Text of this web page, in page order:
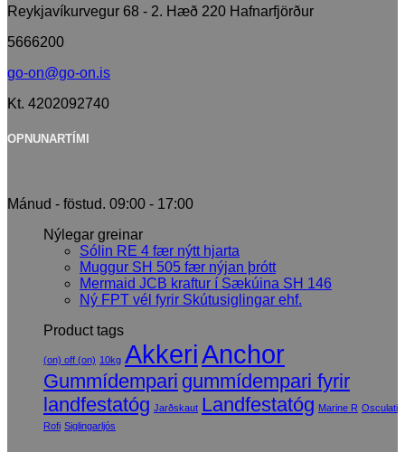
Reykjavíkurvegur 68 - 2. Hæð 220 Hafnarfjörður
5666200
go-on@go-on.is
Kt. 4202092740
OPNUNARTÍMI
Mánud - föstud. 09:00 - 17:00
Nýlegar greinar
Sólin RE 4 fær nýtt hjarta
Muggur SH 505 fær nýjan þrótt
Mermaid JCB kraftur í Sækúina SH 146
Ný FPT vél fyrir Skútusiglingar ehf.
Product tags
(on) off (on) 10kg AkkeriAnchor
Gummídempari gummídempari fyrir
landfestatóg Jarðskaut Landfestatóg Marine R Osculati
Rofi Siglingarljós